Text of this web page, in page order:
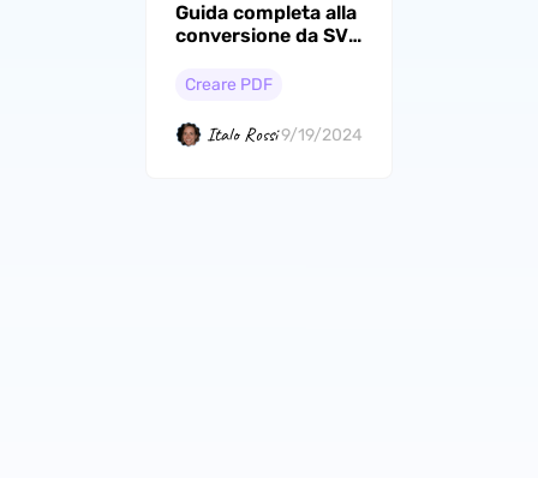
Guida completa alla
conversione da SVG
Creare PDF
Italo Rossi9/19/2024